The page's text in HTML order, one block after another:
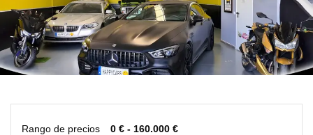
Rango de precios